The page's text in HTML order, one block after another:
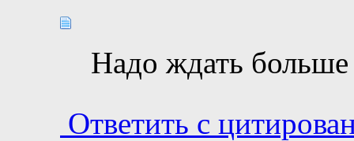
Надо ждать
Ответить с